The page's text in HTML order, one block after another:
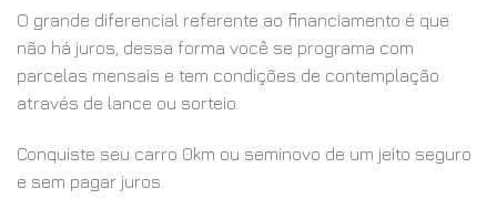
O grande diferencial referente ao financiamento é que
não há juros, dessa forma você se programa com
parcelas mensais e tem condições de contemplação
através de lance ou sorteio.
Conquiste seu carro 0km ou seminovo de um jeito seguro
e sem pagar juros.